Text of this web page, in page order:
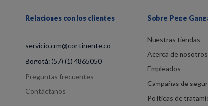
Relaciones con los clientes
servicio.crm@continente.co
Bogotá: (57) (1) 4865050
Preguntas frecuentes
Contáctanos
Sobre Pepe
Nuestras tiendas
Acerca de nosotros
Empleados
Campañas de
Políticas de